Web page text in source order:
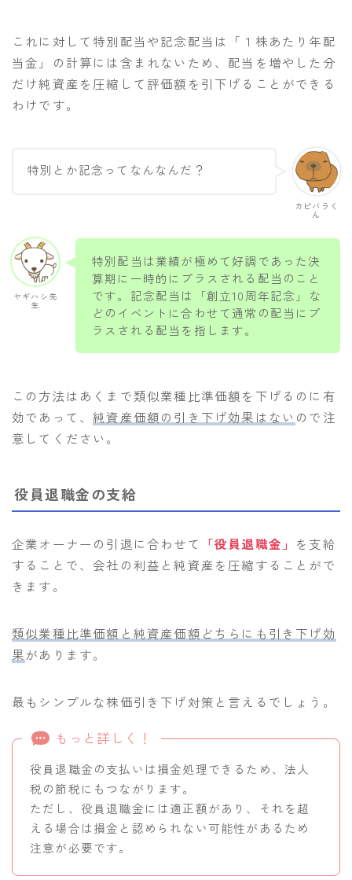
これに対して特別配当や記念配当は「１株あたり年配
当金」の計算には含まれないため、配当を増やした分
だけ純資産を圧縮して評価額を引下げることができる
わけです。
カピバラく
ん
特別とか記念ってなんなんだ？
ヤギハシ先
生
特別配当は業績が極めて好調であった決
算期に一時的にプラスされる配当のこと
です。記念配当は「創立10周年記念」な
どのイベントに合わせて通常の配当にプ
ラスされる配当を指します。
この方法はあくまで類似業種比準価額を下げるのに有
効であって、純資産価額の引き下げ効果はない ので注
意してください。
役員退職金の支給
企業オーナーの引退に合わせて 「役員退職金」 を支給
することで、会社の利益と純資産を圧縮することがで
きます。
類似業種比準価額と純資産価額どちらにも引き下げ効
果があります。
最もシンプルな株価引き下げ対策と言えるでしょう。
もっと詳しく！
役員退職金の支払いは損金処理できるため、法人
税の節税にもつながります。
ただし、役員退職金には適正額があり、それを超
える場合は損金と認められない可能性があるため
注意が必要です。